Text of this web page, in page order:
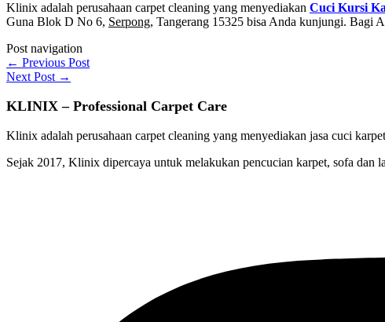
Klinix adalah perusahaan carpet cleaning yang menyediakan Cuci Kursi
Guna Blok D No 6, Serpong, Tangerang 15325 bisa Anda kunjungi. Bagi
Post navigation
← Previous Post
Next Post →
KLINIX – Professional Carpet Care
Klinix adalah perusahaan carpet cleaning yang menyediakan jasa cuci
Sejak 2017, Klinix dipercaya untuk melakukan pencucian karpet, sofa dan